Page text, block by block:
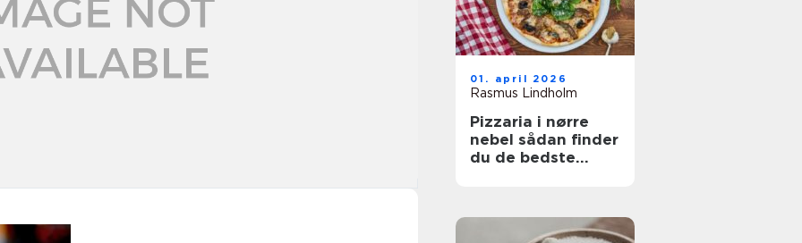
01. april 2026
Rasmus Lindholm
Pizzaria i nørre
nebel sådan finder
du de bedste